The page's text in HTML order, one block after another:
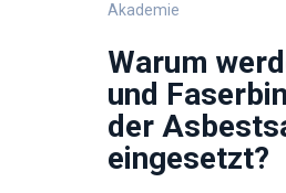
Akademie
Warum
und
der
eingesetzt?